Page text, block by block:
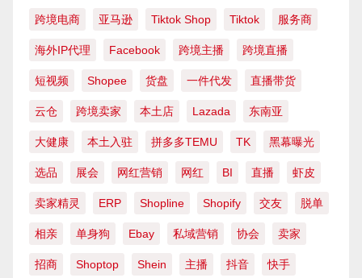
跨境电商 亚马逊 Tiktok Shop Tiktok 服务商
海外IP代理 Facebook 跨境主播 跨境直播
短视频 Shopee 货盘 一件代发 直播带货
云仓 跨境卖家 本土店 Lazada 东南亚
大健康 本土入驻 拼多多TEMU TK 黑幕曝光
选品 展会 网红营销 网红 BI 直播 虾皮
卖家精灵 ERP Shopline Shopify 交友 脱单
相亲 单身狗 Ebay 私域营销 协会 卖家
招商 Shoptop Shein 主播 抖音 快手